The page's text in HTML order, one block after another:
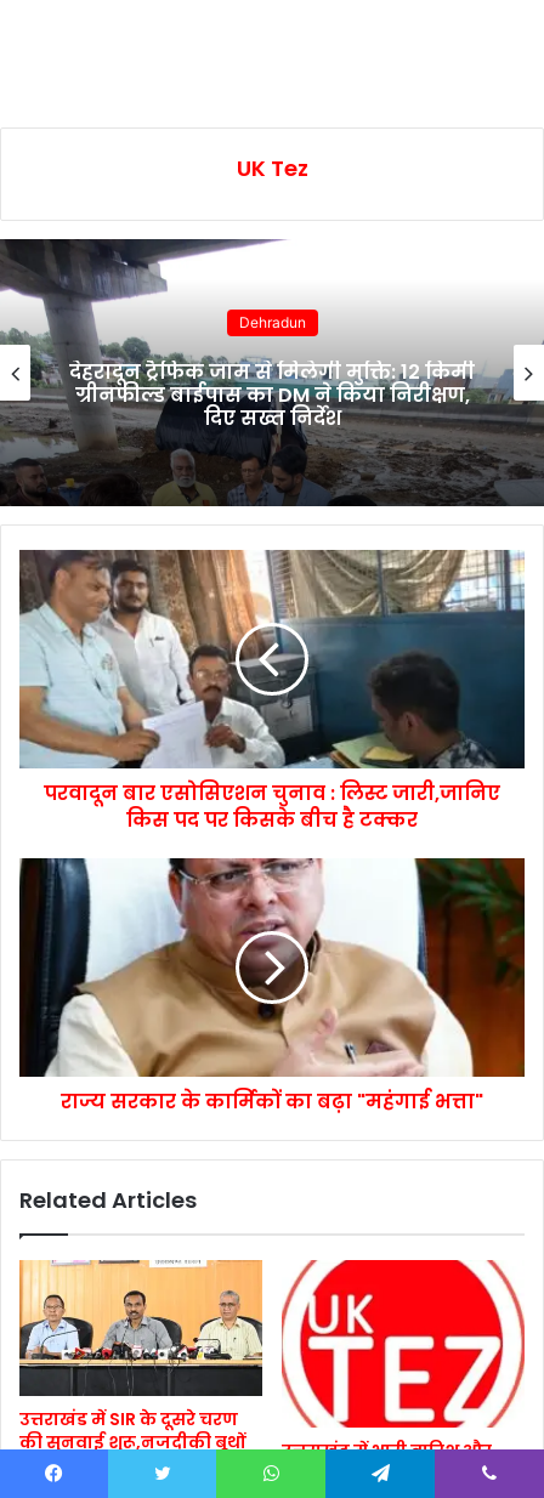
UK Tez
Dehradun
6 घंटे में खुलासा: 2 आई-फोन झपटने वाला
स्नैचर गिरफ्तार
परवादून बार एसोसिएशन चुनाव : लिस्ट जारी,जानिए
किस पद पर किसके बीच है टक्कर
राज्य सरकार के कार्मिकों का बढ़ा "महंगाई भत्ता"
Related Articles
उत्तराखंड में SIR के दूसरे चरण
की सुनवाई शुरू,नजदीकी बूथों
पर दर्ज करा सकेंगे आपत्ति
उत्तराखंड में भारी बारिश और
फ्लैश फ्लड की संभावना,7 जिले